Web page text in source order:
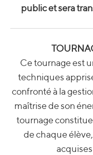
public et sera
Ce tournage est
techniques
confronté à la
maîtrise de son
tournage
de chaque